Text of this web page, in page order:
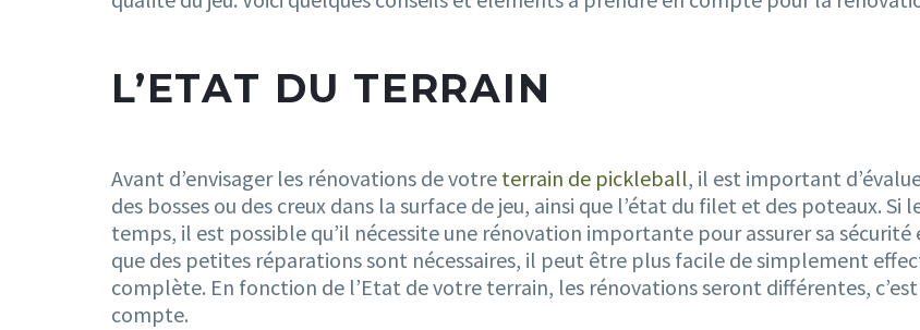
L’ETAT DU TERRAIN
Avant d’envisager les rénovations de votre terrain de pickleball, il est important
des bosses ou des creux dans la surface de jeu, ainsi que l’état du filet et des poteaux.
temps, il est possible qu’il nécessite une rénovation importante pour assurer sa
que des petites réparations sont nécessaires, il peut être plus facile de simplement
complète. En fonction de l’Etat de votre terrain, les rénovations seront différentes,
compte.